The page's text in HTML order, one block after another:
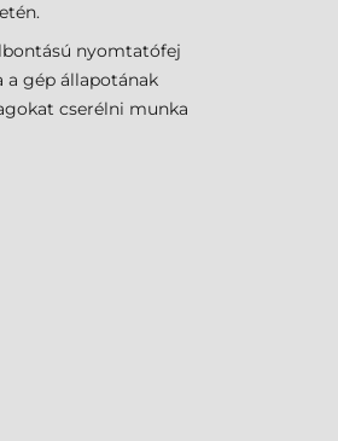
nyomtatófej
a gép állapotának
cserélni munka